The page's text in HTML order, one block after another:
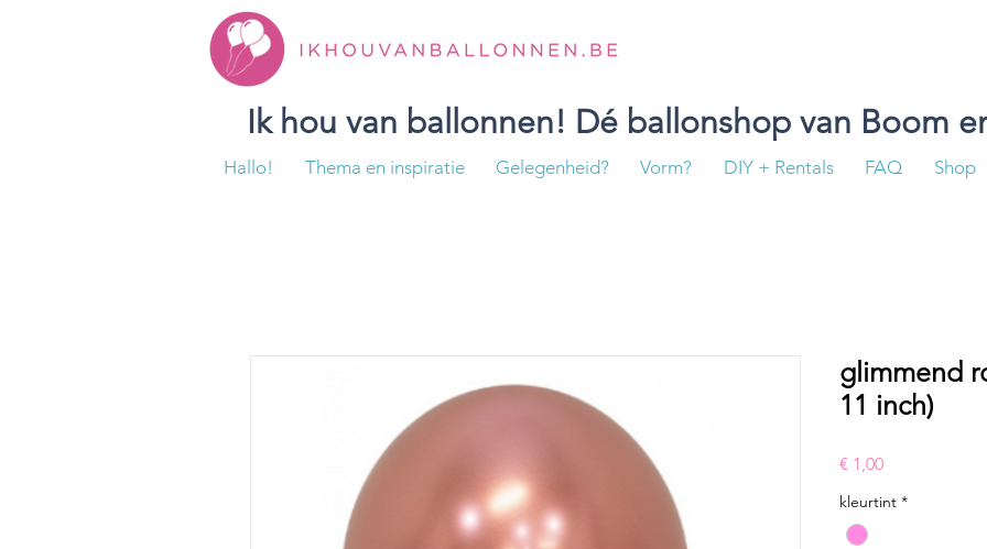
Ik hou van ballonnen! Dé ballonshop van Boom
Hallo! Thema en inspiratie Gelegenheid? Vorm? DIY + Rentals FAQ Shop
glimmend
11 inch)
€ 1,00Prijs
kleurtint *